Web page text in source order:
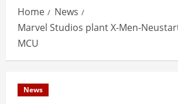
Home
News
Marvel Studios plant X-Men-
MCU
News